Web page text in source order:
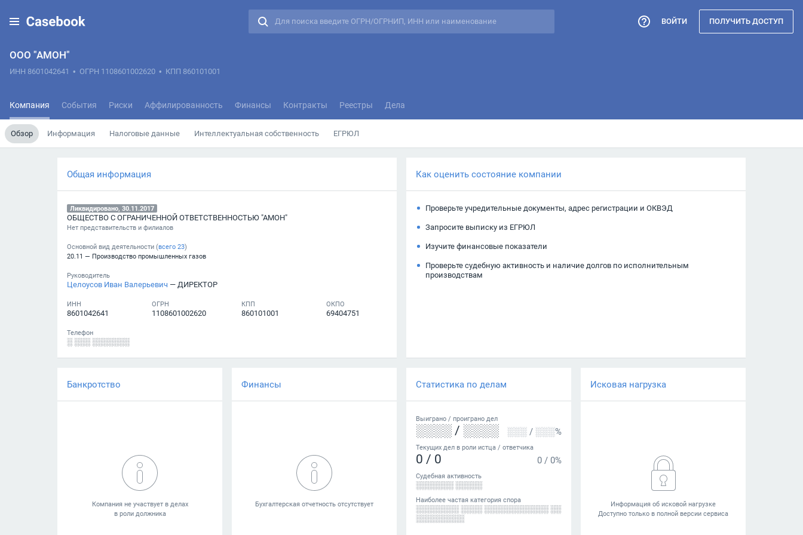
ООО "АМОН"
ИНН 8601042641 • ОГРН 1108601002620 • КПП 860101001
Компания События Риски Аффилированность Финансы Контракты Реестры Дела
Обзор Информация Налоговые данные Интеллектуальная собственность ЕГРЮЛ
ВОЙТИ ПОЛУЧИТЬ ДОСТУП
Общая информация
Ликвидировано, 30.11.2017
ОБЩЕСТВО С ОГРАНИЧЕННОЙ ОТВЕТСТВЕННОСТЬЮ "АМОН"
Нет представительств и филиалов
Основной вид деятельности (всего 23)
20.11 — Производство промышленных газов
Руководитель
Целоусов Иван Валерьевич — ДИРЕКТОР
ИНН
8601042641
ОГРН
1108601002620
КПП
860101001
ОКПО
69404751
Телефон
░ ░░░ ░░░░░░░
Как оценить состояние компании
Проверьте учредительные документы, адрес регистрации и ОКВЭД
Запросите выписку из ЕГРЮЛ
Изучите финансовые показатели
Проверьте судебную активность и наличие долгов по исполнительным
производствам
Банкротство Финансы Статистика по делам
Выиграно / проиграно дел
░░░░ / ░░░░ ░░░ / ░░░%
Текущих дел в роли истца / ответчика
0 / 0 0 / 0%
Судебная активность
░░░░░░░ ░░░░░
Наиболее частая категория спора
░░░░░░░░ ░░░░ ░░░░░░░░░░░░ ░░
░░░░░░░░░
Исковая нагрузка